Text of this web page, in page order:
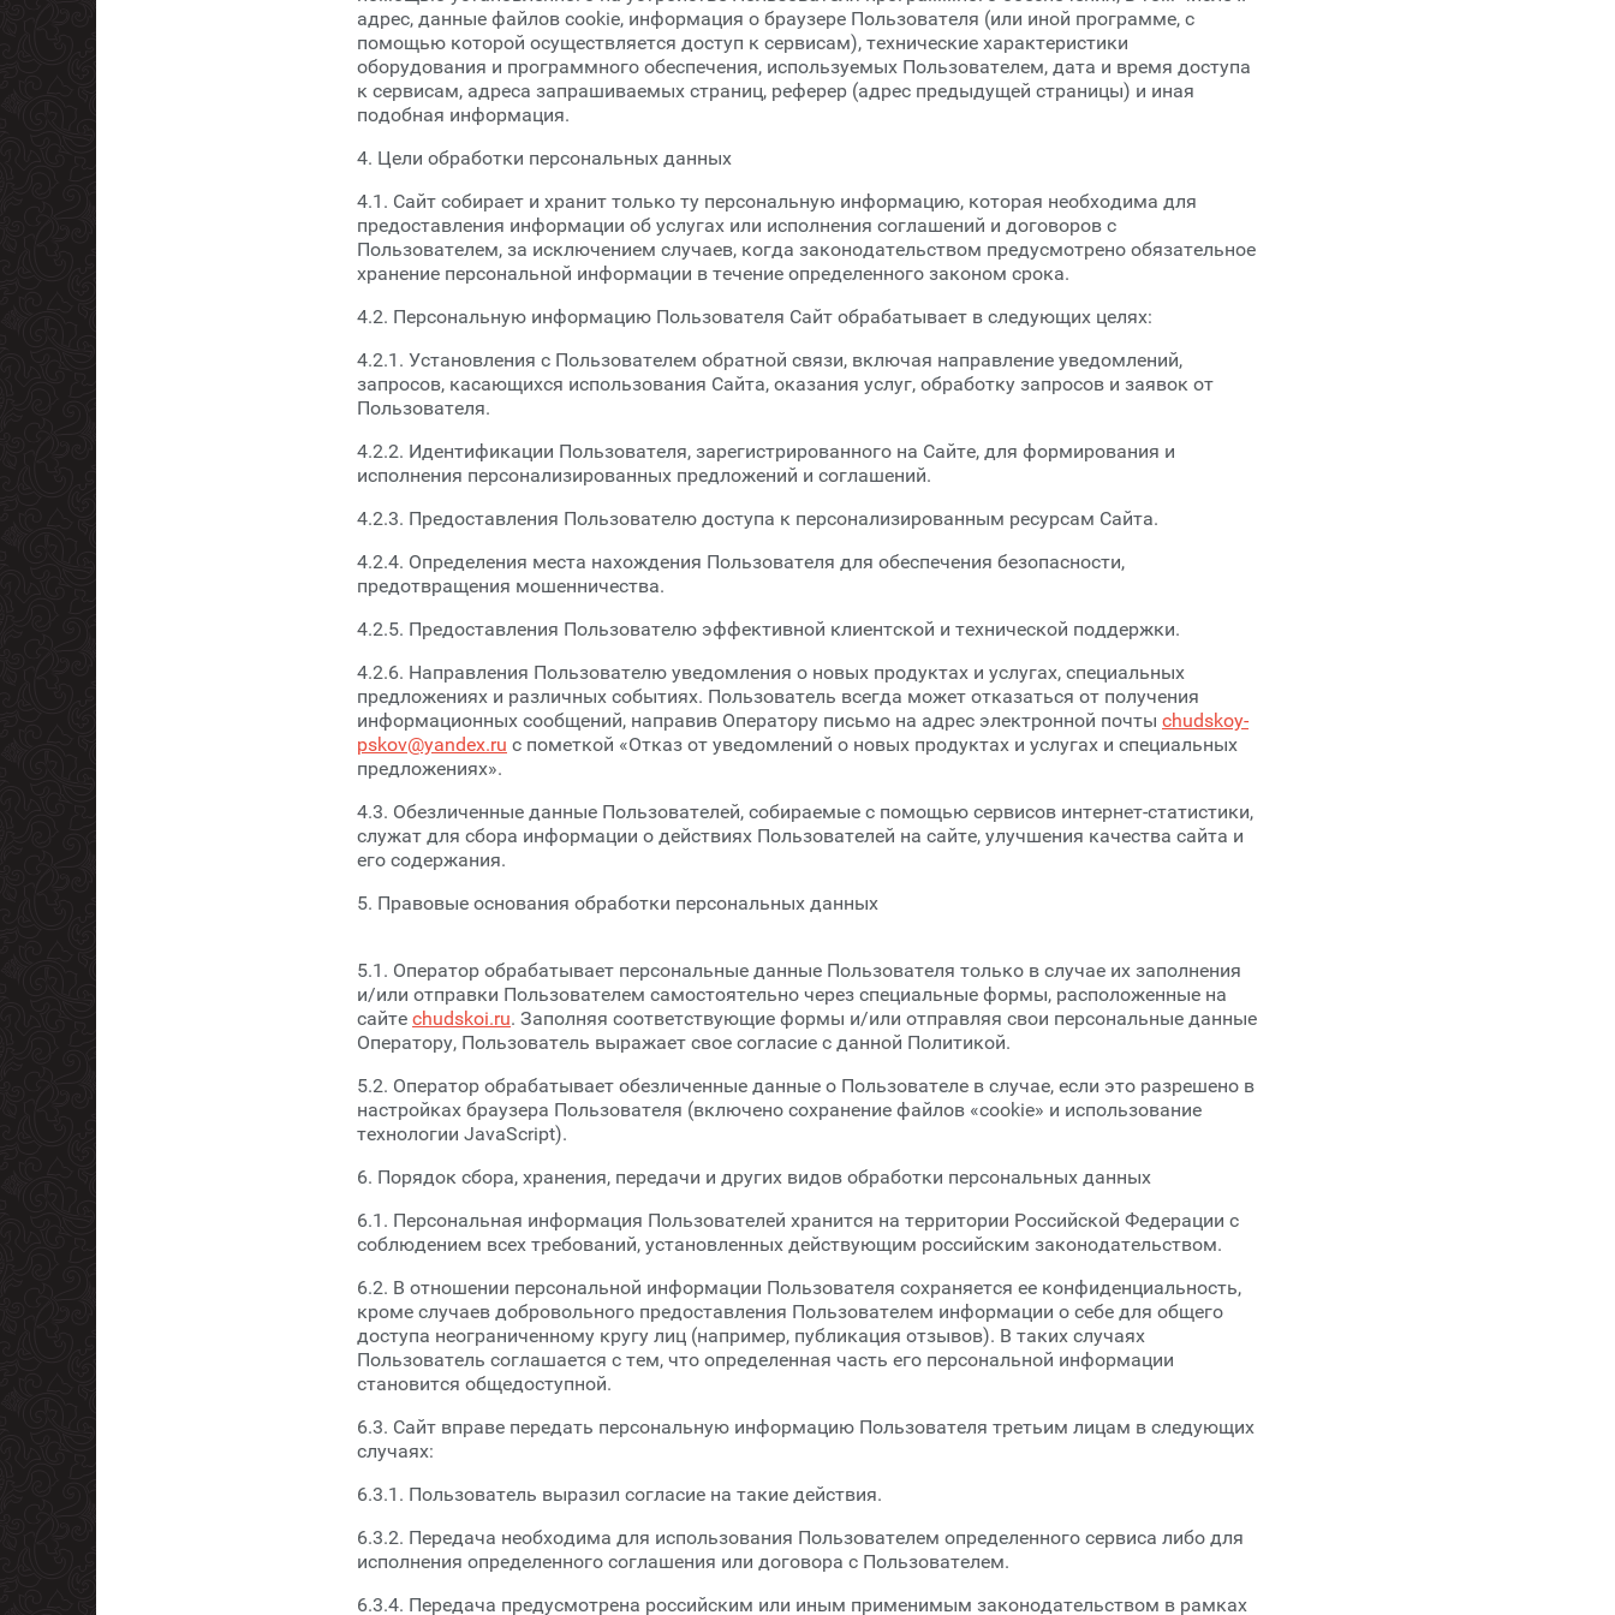
адрес, данные файлов cookie, информация о браузере Пользователя (или иной программе, с
помощью которой осуществляется доступ к сервисам), технические характеристики
оборудования и программного обеспечения, используемых Пользователем, дата и время доступа
к сервисам, адреса запрашиваемых страниц, реферер (адрес предыдущей страницы) и иная
подобная информация.
4. Цели обработки персональных данных
4.1. Сайт собирает и хранит только ту персональную информацию, которая необходима для
предоставления информации об услугах или исполнения соглашений и договоров с
Пользователем, за исключением случаев, когда законодательством предусмотрено обязательное
хранение персональной информации в течение определенного законом срока.
4.2. Персональную информацию Пользователя Сайт обрабатывает в следующих целях:
4.2.1. Установления с Пользователем обратной связи, включая направление уведомлений,
запросов, касающихся использования Сайта, оказания услуг, обработку запросов и заявок от
Пользователя.
4.2.2. Идентификации Пользователя, зарегистрированного на Сайте, для формирования и
исполнения персонализированных предложений и соглашений.
4.2.3. Предоставления Пользователю доступа к персонализированным ресурсам Сайта.
4.2.4. Определения места нахождения Пользователя для обеспечения безопасности,
предотвращения мошенничества.
4.2.5. Предоставления Пользователю эффективной клиентской и технической поддержки.
4.2.6. Направления Пользователю уведомления о новых продуктах и услугах, специальных
предложениях и различных событиях. Пользователь всегда может отказаться от получения
информационных сообщений, направив Оператору письмо на адрес электронной почты chudskoy-
pskov@yandex.ru с пометкой «Отказ от уведомлений о новых продуктах и услугах и специальных
предложениях».
4.3. Обезличенные данные Пользователей, собираемые с помощью сервисов интернет-статистики,
служат для сбора информации о действиях Пользователей на сайте, улучшения качества сайта и
его содержания.
5. Правовые основания обработки персональных данных
5.1. Оператор обрабатывает персональные данные Пользователя только в случае их заполнения
и/или отправки Пользователем самостоятельно через специальные формы, расположенные на
сайте chudskoi.ru. Заполняя соответствующие формы и/или отправляя свои персональные данные
Оператору, Пользователь выражает свое согласие с данной Политикой.
5.2. Оператор обрабатывает обезличенные данные о Пользователе в случае, если это разрешено в
настройках браузера Пользователя (включено сохранение файлов «cookie» и использование
технологии JavaScript).
6. Порядок сбора, хранения, передачи и других видов обработки персональных данных
6.1. Персональная информация Пользователей хранится на территории Российской Федерации с
соблюдением всех требований, установленных действующим российским законодательством.
6.2. В отношении персональной информации Пользователя сохраняется ее конфиденциальность,
кроме случаев добровольного предоставления Пользователем информации о себе для общего
доступа неограниченному кругу лиц (например, публикация отзывов). В таких случаях
Пользователь соглашается с тем, что определенная часть его персональной информации
становится общедоступной.
6.3. Сайт вправе передать персональную информацию Пользователя третьим лицам в следующих
случаях:
6.3.1. Пользователь выразил согласие на такие действия.
6.3.2. Передача необходима для использования Пользователем определенного сервиса либо для
исполнения определенного соглашения или договора с Пользователем.
6.3.4. Передача предусмотрена российским или иным применимым законодательством в рамках